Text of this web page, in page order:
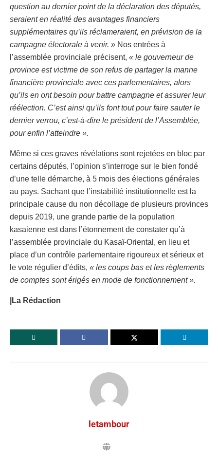
question au dernier point de la déclaration des députés,
seraient en réalité des avantages financiers
supplémentaires qu’ils réclameraient, en prévision de la
campagne électorale à venir. » Nos entrées à
l’assemblée provinciale précisent, « le gouverneur de
province est victime de son refus de partager la manne
financière provinciale avec ces parlementaires, alors
qu’ils en ont besoin pour battre campagne et assurer leur
réélection. C’est ainsi qu’ils font tout pour faire sauter le
dernier verrou, c’est-à-dire le président de l’Assemblée,
pour enfin l’atteindre ».
Même si ces graves révélations sont rejetées en bloc par
certains députés, l’opinion s’interroge sur le bien fondé
d’une telle démarche, à 5 mois des élections générales
au pays. Sachant que l’instabilité institutionnelle est la
principale cause du non décollage de plusieurs provinces
depuis 2019, une grande partie de la population
kasaienne est dans l’étonnement de constater qu’à
l’assemblée provinciale du Kasaï-Oriental, en lieu et
place d’un contrôle parlementaire rigoureux et sérieux et
le vote régulier d’édits, « les coups bas et les règlements
de comptes sont érigés en mode de fonctionnement ».
|La Rédaction
letambour